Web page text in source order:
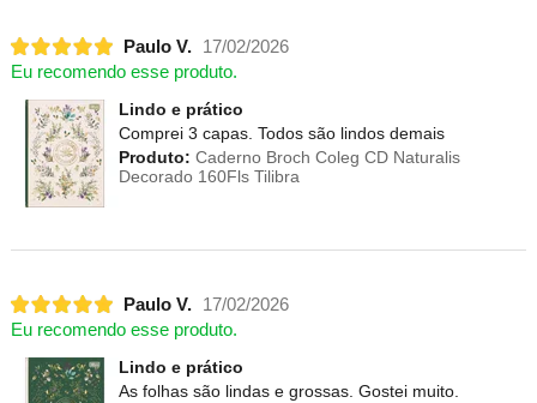
Paulo V.
17/02/2026
Eu recomendo esse produto.
Lindo e prático
Comprei 3 capas. Todos são lindos demais
Produto: Caderno Broch Coleg CD Naturalis
Decorado 160Fls Tilibra
Paulo V.
17/02/2026
Eu recomendo esse produto.
Lindo e prático
As folhas são lindas e grossas. Gostei muito.